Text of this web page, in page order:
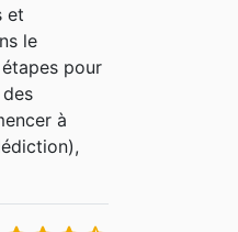
et
le
pour
à